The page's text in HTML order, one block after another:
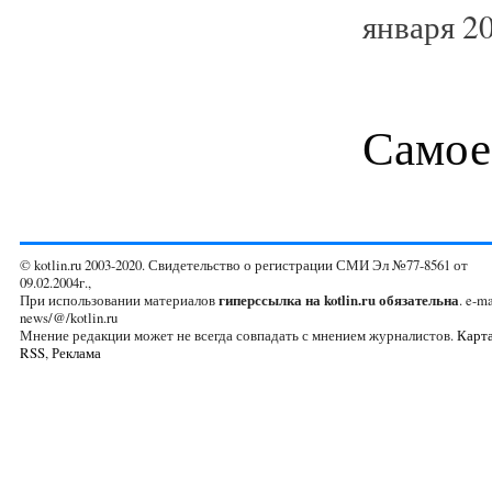
января
© kotlin.ru 2003-2020. Свидетельство о регистрации СМИ Эл №77-8561 от
09.02.2004г.,
При использовании материаловгиперссылка на kotlin.ru обязательна. e-
news/@/kotlin.ru
Мнение редакции может не всегда совпадать с мнением журналистов.
RSS,Реклама